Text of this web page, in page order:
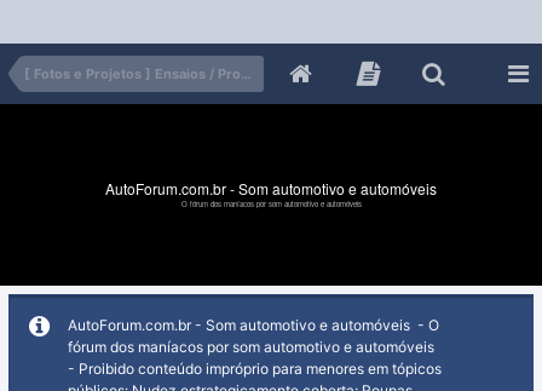
[ Fotos e Projetos ] Ensaios / Projetos
AutoForum.com.br - Som automotivo e automóveis
O fórum dos maníacos por som automotivo e automóveis
AutoForum.com.br - Som automotivo e automóveis - O
fórum dos maníacos por som automotivo e automóveis
- Proibido conteúdo impróprio para menores em tópicos